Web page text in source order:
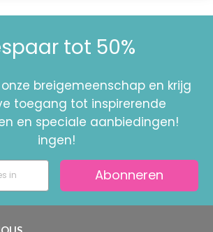
tot 50%
breigemeenschap en krijg
toegang tot inspirerende
en speciale aanbiedingen!
ingen!
Abonneren